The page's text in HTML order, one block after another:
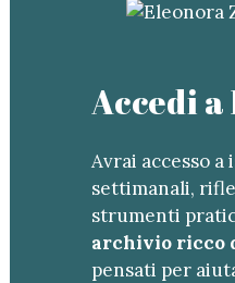
Accedi
Avrai accesso a
settimanali,
strumenti
archivio ricco
pensati per